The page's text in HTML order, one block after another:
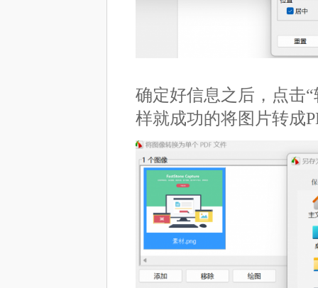
确定好信息之后，点击
样就成功的将图片转成